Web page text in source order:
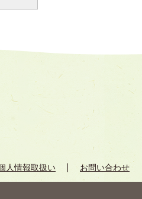
人情報取扱い お問い合わせ